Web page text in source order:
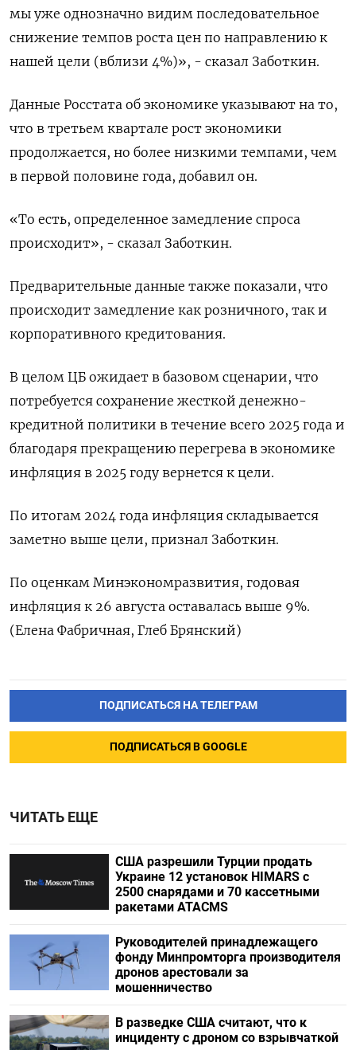
мы уже однозначно видим последовательное
снижение темпов роста цен по направлению к
нашей цели (вблизи 4%)», - сказал Заботкин.
Данные Росстата об экономике указывают на то,
что в третьем квартале рост экономики
продолжается, но более низкими темпами, чем
в первой половине года, добавил он.
«То есть, определенное замедление спроса
происходит», - сказал Заботкин.
Предварительные данные также показали, что
происходит замедление как розничного, так и
корпоративного кредитования.
В целом ЦБ ожидает в базовом сценарии, что
потребуется сохранение жесткой денежно-
кредитной политики в течение всего 2025 года и
благодаря прекращению перегрева в экономике
инфляция в 2025 году вернется к цели.
По итогам 2024 года инфляция складывается
заметно выше цели, признал Заботкин.
По оценкам Минэкономразвития, годовая
инфляция к 26 августа оставалась выше 9%.
(Елена Фабричная, Глеб Брянский)
ПОДПИСАТЬСЯ НА ТЕЛЕГРАМ
ПОДПИСАТЬСЯ В GOOGLE
ЧИТАТЬ ЕЩЕ
США разрешили Турции продать
Украине 12 установок HIMARS с
2500 снарядами и 70 кассетными
ракетами ATACMS
Руководителей принадлежащего
фонду Минпромторга производителя
дронов арестовали за
мошенничество
В разведке США считают, что к
инциденту с дроном со взрывчаткой